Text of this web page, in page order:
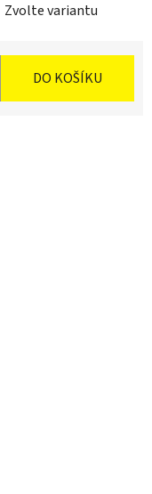
Zvolte variantu
DO KOŠÍKU